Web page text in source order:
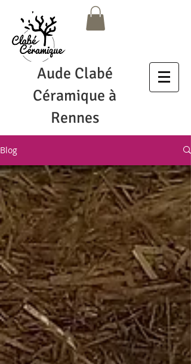
Aude Clabé
Céramique à
Rennes
Blog